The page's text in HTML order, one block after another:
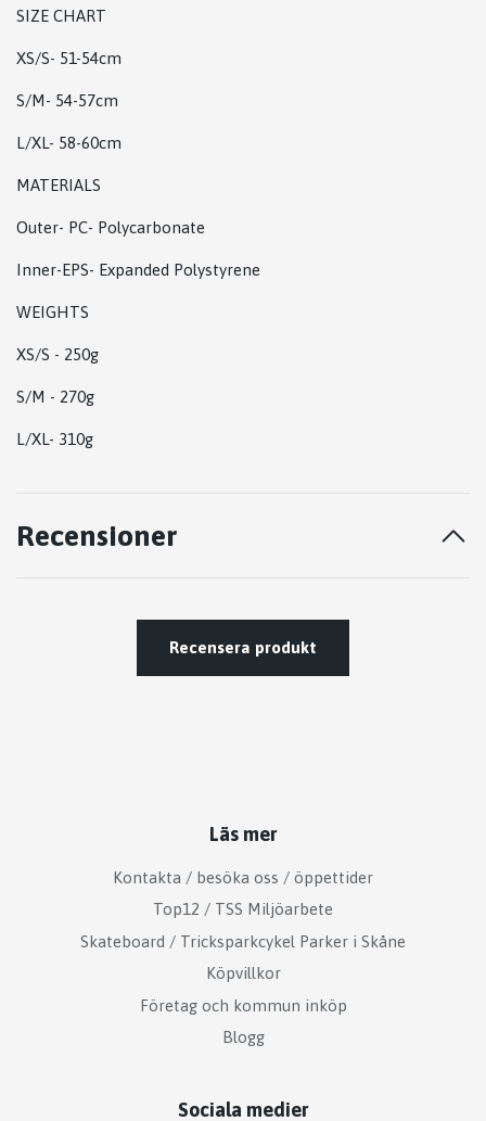
SIZE CHART
XS/S- 51-54cm
S/M- 54-57cm
L/XL- 58-60cm
MATERIALS
Outer- PC- Polycarbonate
Inner-EPS- Expanded Polystyrene
WEIGHTS
XS/S - 250g
S/M - 270g
L/XL- 310g
Recensioner
Recensera produkt
Läs mer
Kontakta / besöka oss / öppettider
Top12 / TSS Miljöarbete
Skateboard / Tricksparkcykel Parker i Skåne
Köpvillkor
Företag och kommun inköp
Blogg
Sociala medier